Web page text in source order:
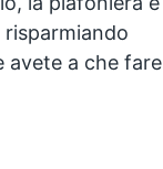
risparmiando
avete a che fare